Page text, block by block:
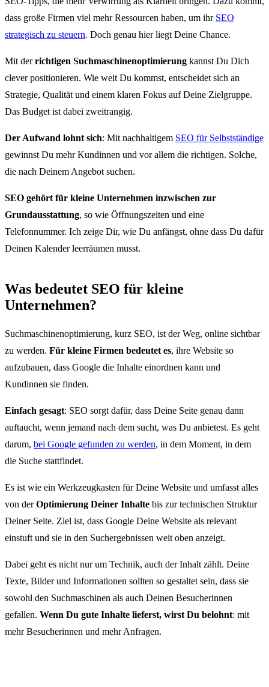
dass große Firmen viel mehr Ressourcen haben, um ihr SEO
strategisch zu steuern. Doch genau hier liegt Deine Chance.
Mit derrichtigen Suchmaschinenoptimierung kannst Du Dich
clever positionieren. Wie weit Du kommst, entscheidet sich an
Strategie, Qualität und einem klaren Fokus auf Deine Zielgruppe.
Das Budget ist dabei zweitrangig.
Der Aufwand lohnt sich: Mit nachhaltigem SEO für Selbstständige
gewinnst Du mehr Kundinnen und vor allem die richtigen. Solche,
die nach Deinem Angebot suchen.
SEO gehört für kleine Unternehmen inzwischen zur
Grundausstattung, so wie Öffnungszeiten und eine
Telefonnummer. Ich zeige Dir, wie Du anfängst, ohne dass Du dafür
Deinen Kalender leerräumen musst.
Was bedeutet SEO für kleine
Unternehmen?
Suchmaschinenoptimierung, kurz SEO, ist der Weg, online sichtbar
zu werden. Für kleine Firmen bedeutet es, ihre Website so
aufzubauen, dass Google die Inhalte einordnen kann und
Kundinnen sie finden.
Einfach gesagt: SEO sorgt dafür, dass Deine Seite genau dann
auftaucht, wenn jemand nach dem sucht, was Du anbietest. Es geht
darum, bei Google gefunden zu werden, in dem Moment, in dem
die Suche stattfindet.
Es ist wie ein Werkzeugkasten für Deine Website und umfasst alles
von derOptimierung Deiner Inhalte bis zur technischen Struktur
Deiner Seite. Ziel ist, dass Google Deine Website als relevant
einstuft und sie in den Suchergebnissen weit oben anzeigt.
Dabei geht es nicht nur um Technik, auch der Inhalt zählt. Deine
Texte, Bilder und Informationen sollten so gestaltet sein, dass sie
sowohl den Suchmaschinen als auch Deinen Besucherinnen
gefallen. Wenn Du gute Inhalte lieferst, wirst Du belohnt: mit
mehr Besucherinnen und mehr Anfragen.